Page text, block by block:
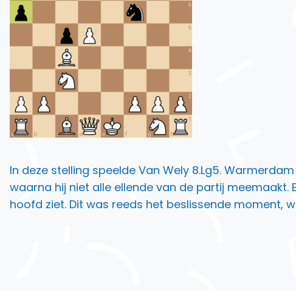
In deze stelling speelde Van Wely 8.Lg5.
waarna hij niet alle ellende van de partij
hoofd ziet. Dit was reeds het beslissende moment,